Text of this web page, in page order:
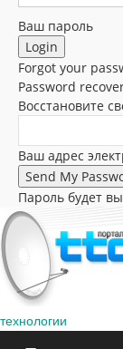
Ваш пароль
Forgot your
Password
Восстановите
Ваш адрес
Пароль будет
технологии